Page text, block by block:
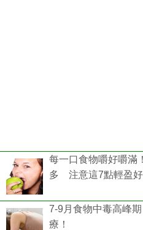
每一口食物嚼好嚼
多 注意這7點輕盈
7-9月食物中毒高峰
療！